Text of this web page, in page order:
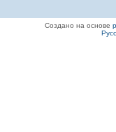
Создано на основе